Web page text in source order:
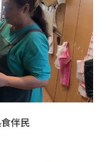
伴民